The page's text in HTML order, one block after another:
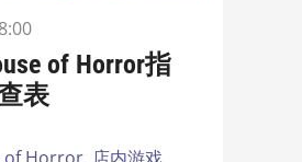
of Horror指
表